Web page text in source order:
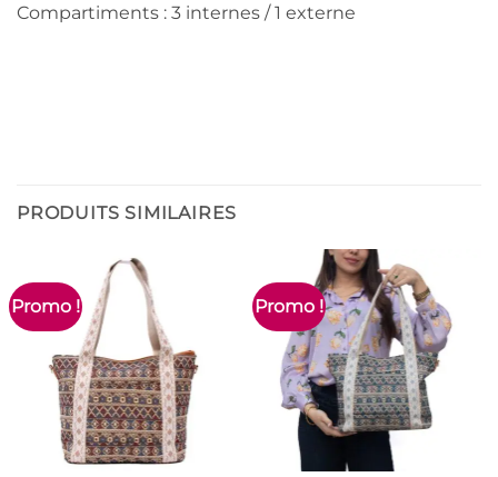
Compartiments : 3 internes / 1 externe
PRODUITS SIMILAIRES
Promo ! Promo !